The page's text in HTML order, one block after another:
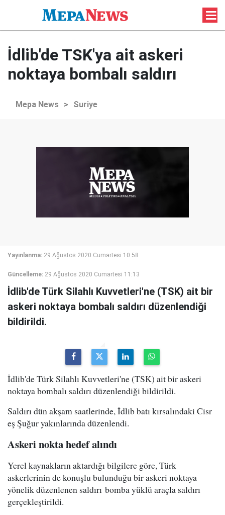
İdlib'de TSK'ya ait askeri
noktaya bombalı saldırı
Mepa News > Suriye
Yayınlanma: 29 Ağustos 2020 Cumartesi 10:58
Güncelleme: 29 Ağustos 2020 Cumartesi 11:13
İdlib'de Türk Silahlı Kuvvetleri'ne (TSK) ait bir
askeri noktaya bombalı saldırı düzenlendiği
bildirildi.
İdlib'de Türk Silahlı Kuvvetleri'ne (TSK) ait bir askeri
noktaya bombalı saldırı düzenlendiği bildirildi.
Saldırı dün akşam saatlerinde, İdlib batı kırsalındaki Cisr
eş Şuğur yakınlarında düzenlendi.
Askeri nokta hedef alındı
Yerel kaynakların aktardığı bilgilere göre, Türk
askerlerinin de konuşlu bulunduğu bir askeri noktaya
yönelik düzenlenen saldırı bomba yüklü araçla saldırı
gerçekleştirildi.